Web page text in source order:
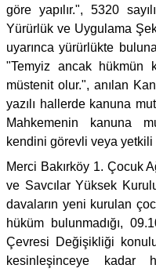
göre yapılır.", 5320
Yürürlük ve Uygulama
uyarınca yürürlükte
"Temyiz ancak hükmün
müstenit olur.", anılan
yazılı hallerde kanuna
Mahkemenin kanuna
kendini görevli veya yetkili
Merci Bakırköy 1. Çocuk
ve Savcılar Yüksek
davaların yeni kurulan
hüküm bulunmadığı,
Çevresi Değişikliği
kesinleşinceye kadar